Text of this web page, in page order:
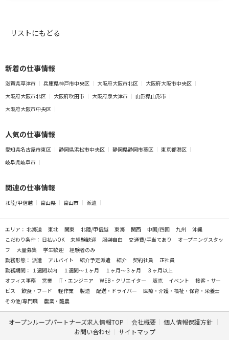
リストにもどる
新着の仕事情報
滋賀県草津市 兵庫県神戸市中央区 大阪府大阪市北区
大阪府大阪市中央区
大阪府大阪市北区
大阪府吹田市 大阪府泉大津市
山形県山形市
大阪府大阪市中央区
人気の仕事情報
愛知県名古屋市東区 静岡県浜松市中央区 静岡県静岡市葵区
東京都港区
岐阜県岐阜市
関連の仕事情報
北陸/甲信越 富山県 富山市 派遣
エリア： 北海道 東北 関東 北陸/甲信越 東海 関西 中国/四国 九州
沖縄
こだわり条件： 日払いOK 未経験歓迎 服装自由 交通費/手当てあり
オープニングスタッ
フ
大量募集 学生歓迎
経験者のみ
勤務形態： 派遣 アルバイト 紹介予定派遣 紹介 契約社員
正社員
勤務期間： １週間以内 １週間～１ヶ月 １ヶ月～３ヶ月
３ヶ月以上
オフィス事務
営業 IT・エンジニア WEB・クリエイター 販売 イベント
接客・サー
ビス
飲食・フード 軽作業 製造 配送・ドライバー
医療・介護・福祉・保育・栄養士
その他/専門職
農業・酪農
オープンループパートナーズ求人情報TOP 会社概要
個人情報保護方針
お問い合わせ
サイトマップ